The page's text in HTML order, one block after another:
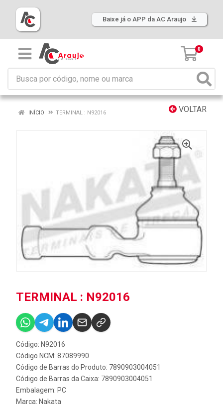
Baixe já o APP da AC Araujo
0
VOLTAR
INÍCIO TERMINAL : N92016
TERMINAL : N92016
Código: N92016
Código NCM: 87089990
Código de Barras do Produto: 7890903004051
Código de Barras da Caixa: 7890903004051
Embalagem: PC
Marca: Nakata